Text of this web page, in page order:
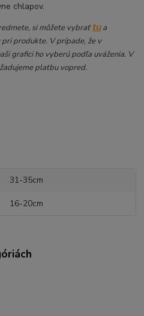
chlapov.
si môžete vybraťtua
produkte. V prípade, že v
grafici ho vyberú podľa uváženia. V
platbu vopred.
31-35cm
16-20cm